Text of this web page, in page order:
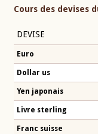
Cours des devises
DEVISE
Euro
Dollar us
Yen japonais
Livre sterling
Franc suisse